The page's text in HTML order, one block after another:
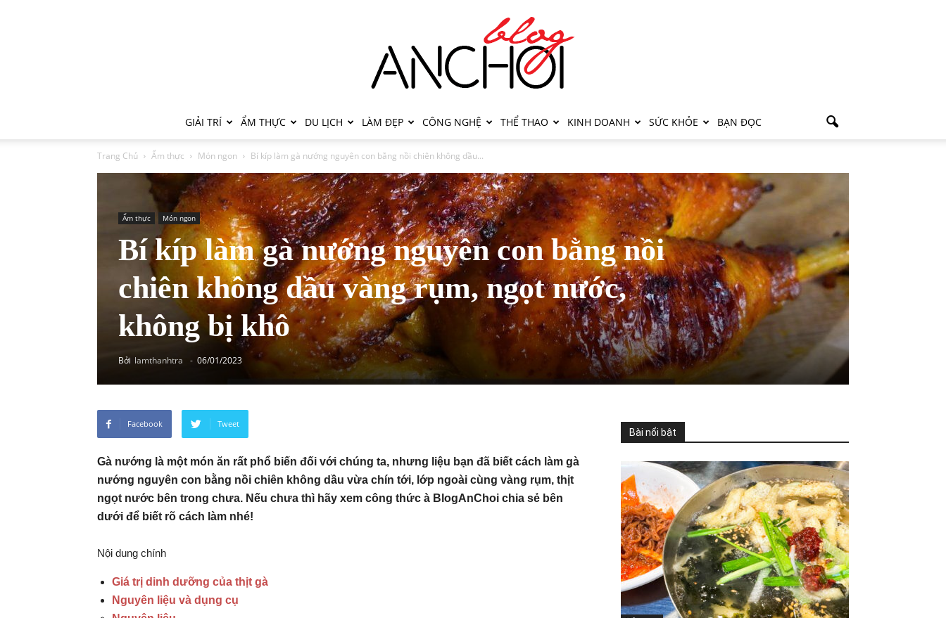
GIẢI TRÍ ẨM THỰC DU LỊCH LÀM ĐẸP CÔNG NGHỆ THỂ THAO KINH DOANH SỨC KHỎE BẠN ĐỌC
Trang Chủ Ẩm thực Món ngon Bí kíp làm gà nướng nguyên con bằng nồi chiên không dầu...
Ẩm thực Món ngon
Bí kíp làm gà nướng nguyên con bằng nồi
chiên không dầu vàng rụm, ngọt nước,
không bị khô
Bởi lamthanhtra - 06/01/2023
Facebook Tweet
Gà nướng là một món ăn rất phổ biến đối với chúng ta, nhưng liệu bạn đã biết cách làm gà
nướng nguyên con bằng nồi chiên không dầu vừa chín tới, lớp ngoài cùng vàng rụm, thịt
ngọt nước bên trong chưa. Nếu chưa thì hãy xem công thức à BlogAnChoi chia sẻ bên
dưới để biết rõ cách làm nhé!
Nội dung chính
Giá trị dinh dưỡng của thịt gà
Nguyên liệu và dụng cụ
Bài nổi bật